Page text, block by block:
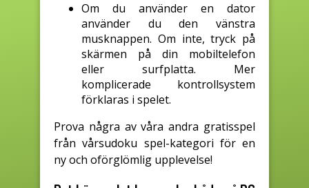
Om du använder en dator
använder du den vänstra
musknappen. Om inte, tryck på
skärmen på din mobiltelefon
eller surfplatta. Mer
komplicerade kontrollsystem
förklaras i spelet.
Prova några av våra andra gratisspel
från vårsudoku spel-kategori för en
ny och oförglömlig upplevelse!